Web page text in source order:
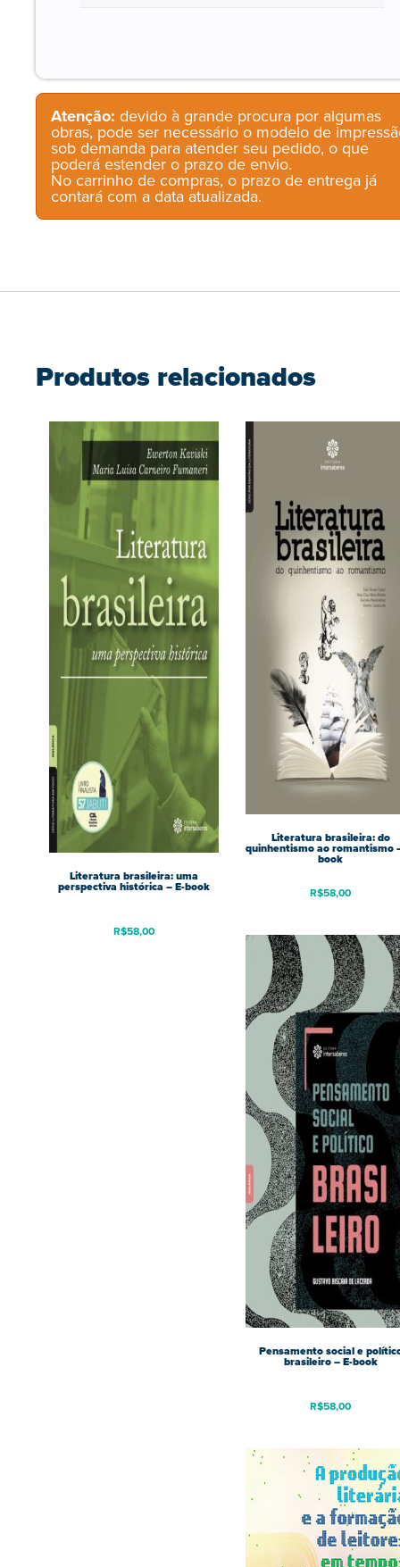
Atenção: devido à grande procura por algumas
obras, pode ser necessário o modelo de
sob demanda para atender seu pedido, o que
poderá estender o prazo de envio.
No carrinho de compras, o prazo de entrega já
contará com a data atualizada.
Produtos relacionados
Literatura brasileira: uma
perspectiva histórica – E-book
R$58,00
Literatura brasileira: do
quinhentismo ao romantismo
book
R$58,00
Pensamento social e
brasileiro – E-book
R$58,00